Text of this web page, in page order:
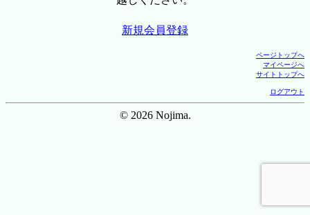
新規会員登録
ページトップへ
マイページへ
サイトトップへ
ログアウト
© 2026 Nojima.